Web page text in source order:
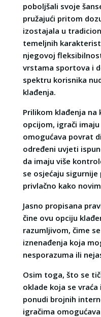
poboljšali svoje
pružajući pritom
izostajala u
temeljnih
njegovoj
vrstama sportova i
spektru korisnika
klađenja.
Prilikom klađenja
opcijom, igrači
omogućava povrat
određeni uvjeti
da imaju više
se osjećaju
privlačno kako
Jasno propisana
čine ovu opciju
razumljivom, čime
iznenađenja koja
nesporazuma ili
Osim toga, što se
oklade koja se vraća
ponudi brojnih
igračima